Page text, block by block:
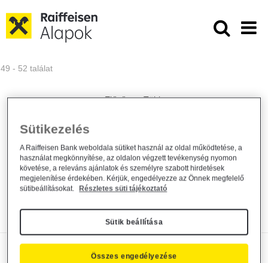
Közzétételek - Raiffeisen
49 - 52 találat
Tájékoztatás forgalmazási, elszámolási és
értékelési...
Alapkezelő közzététel 2025. március 7.
Közzététel
Bővebben
Kiemelt információkat tartalmazó
Sütikezelés
A Raiffeisen Bank weboldala sütiket használ az oldal működtetése, a
használat megkönnyítése, az oldalon végzett tevékenység nyomon
követése, a releváns ajánlatok és személyre szabott hirdetések
megjelenítése érdekében. Kérjük, engedélyezze az Önnek megfelelő
sütibeállításokat.
Részletes süti tájékoztató
Sütik beállítása
Összes engedélyezése